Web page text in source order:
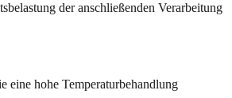
der anschließenden Verarbeitung
eine hohe Temperaturbehandlung